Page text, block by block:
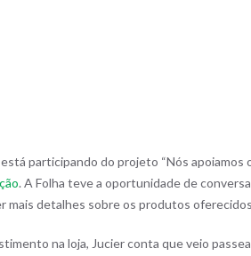
participando do projeto “Nós apoiamos
. A Folha teve a oportunidade de
mais detalhes sobre os produtos
na loja, Jucier conta que veio